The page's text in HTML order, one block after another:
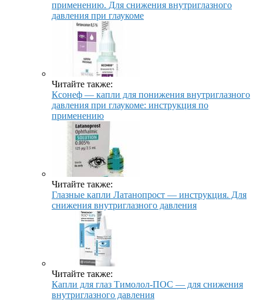
применению. Для снижения внутриглазного
давления при глаукоме
Читайте также:
Ксонеф — капли для понижения внутриглазного
давления при глаукоме: инструкция по
применению
Читайте также:
Глазные капли Латанопрост — инструкция. Для
снижения внутриглазного давления
Читайте также:
Капли для глаз Тимолол-ПОС — для снижения
внутриглазного давления